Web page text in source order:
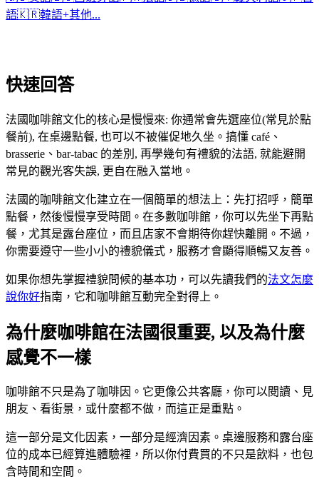
語🇰🇷韓語+其他...
快速回答
法國咖啡館文化的核心是慢慢來: 你通常會先選座位(常見於點
餐前), 在桌邊點餐, 也可以不被催促地久坐。搞懂 café、
brasserie、bar-tabac 的差別, 再學幾句有禮貌的法語, 就能避開
常見的觀光客失誤, 更自在融入當地。
法國的咖啡館文化建立在一個簡單的想法上：先打招呼，簡單
點餐，然後慢慢享受時間。在多數咖啡館，你可以先坐下再點
餐，尤其是露台座位，而且店家不會期待你趕快離開。不過，
你需要遵守一些小小的禮貌儀式，服務才會顯得順暢又友善。
如果你想先掌握禮貌問候的基本功，可以先讀我們的法文怎麼
說你好指南，它和咖啡館互動完全對得上。
為什麼咖啡館在法國很重要, 以及為什麼
感覺不一樣
咖啡館不只是為了咖啡因。它更像公共客廳，你可以閱讀、見
朋友、看街景，或什麼都不做，而這正是重點。
這一部分是文化因素，一部分是經濟因素。桌邊服務和露台座
位的成本已經算進體驗裡，所以你付費買的不只是飲料，也包
含時間和空間。